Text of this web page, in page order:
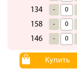
134 -
158 -
146 -
Купить